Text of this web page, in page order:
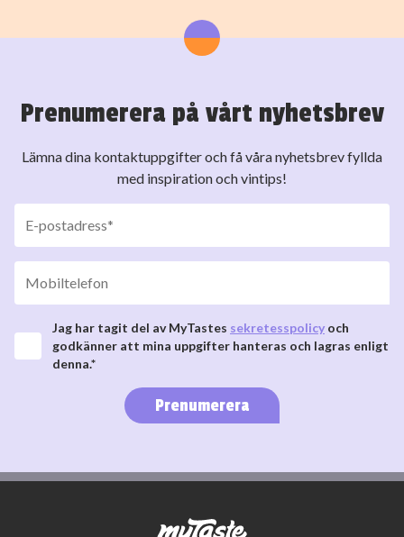
Prenumerera på vårt nyhetsbrev
Lämna dina kontaktuppgifter och få våra nyhetsbrev fyllda
med inspiration och vintips!
Jag har tagit del av MyTastes sekretesspolicy och
godkänner att mina uppgifter hanteras och lagras enligt
denna.*
Prenumerera